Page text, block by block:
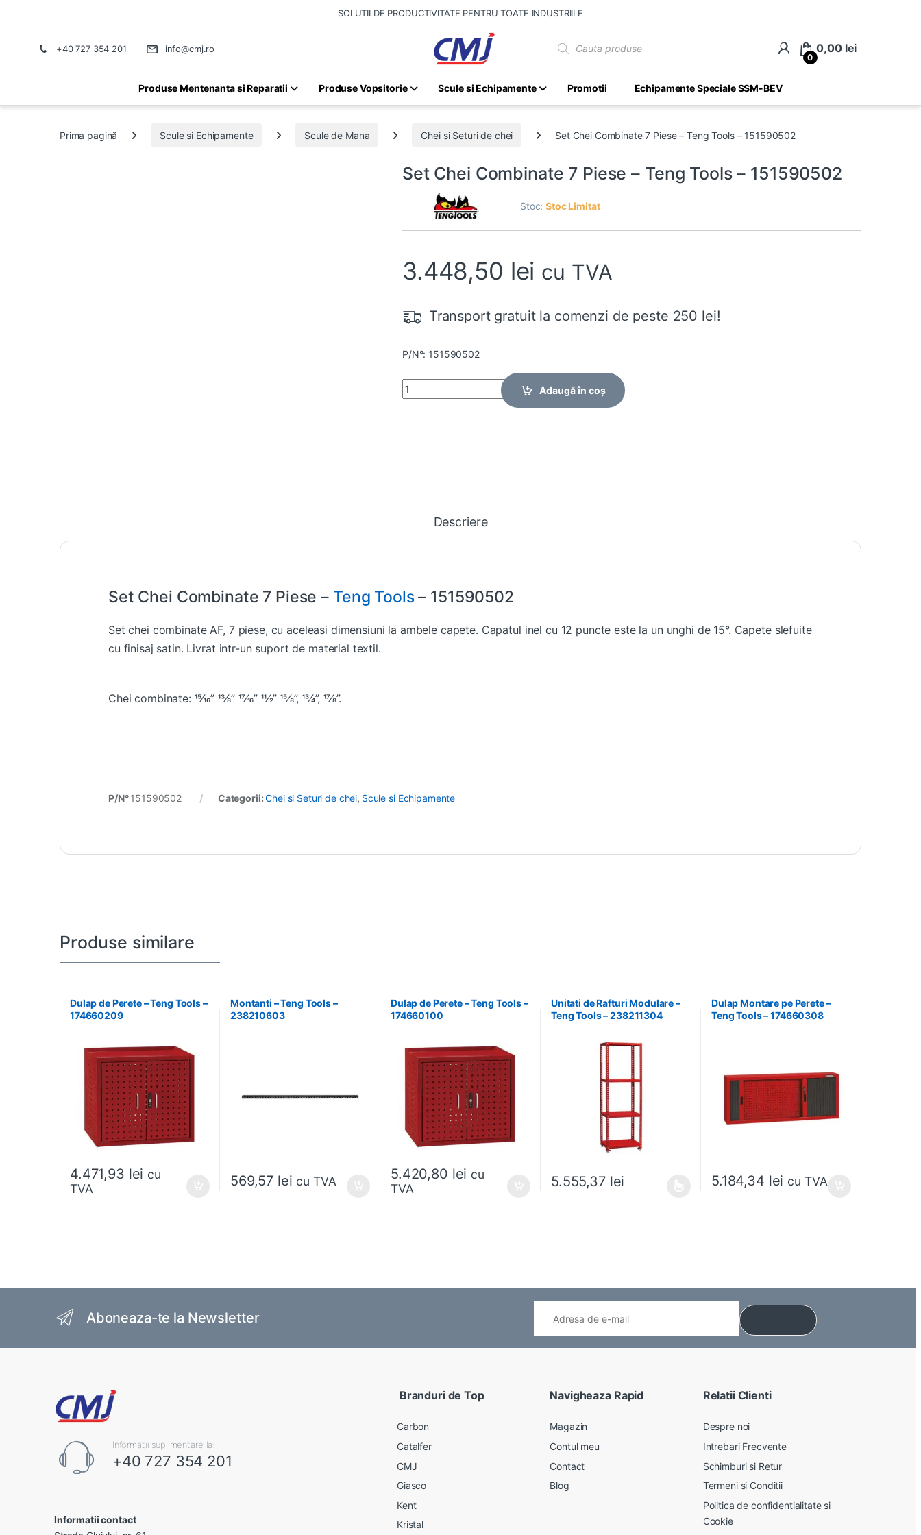
SOLUTII DE PRODUCTIVITATE PENTRU TOATE INDUSTRIILE
+40 727 354 201 info@cmj.ro
0
0,00 lei
Produse Mentenanta si Reparatii Produse Vopsitorie Scule si Echipamente Promotii Echipamente Speciale SSM-BEV
Prima pagină Scule si Echipamente Scule de Mana Chei si Seturi de chei Set Chei Combinate 7 Piese – Teng Tools – 151590502
Set Chei Combinate 7 Piese – Teng Tools – 151590502
Stoc:Stoc Limitat
3.448,50 lei cu TVA
Transport gratuit la comenzi de peste 250 lei!
P/N°: 151590502
Quantity
Adaugă în coș
Descriere
Set Chei Combinate 7 Piese – Teng Tools– 151590502
Set chei combinate AF, 7 piese, cu aceleasi dimensiuni la ambele capete. Capatul inel cu 12 puncte este la un unghi de 15°. Capete slefuite
cu finisaj satin. Livrat intr-un suport de material textil.
Chei combinate: 15⁄16” 13⁄8” 17⁄16” 11⁄2” 15⁄8”, 13⁄4”, 17⁄8”.
P/N°151590502 Categorii:Chei si Seturi de chei, Scule si Echipamente
Produse similare
Dulap de Perete – Teng Tools –
174660209
4.471,93 lei cu
TVA
Montanti – Teng Tools –
238210603
569,57 lei cu TVA
Dulap de Perete – Teng Tools –
174660100
5.420,80 lei cu
TVA
Unitati de Rafturi Modulare –
Teng Tools – 238211304
5.555,37 lei
Dulap Montare pe Perete –
Teng Tools – 174660308
5.184,34 lei cu TVA
Aboneaza-te la Newsletter
Informatii suplimentare la:
+40 727 354 201
Informatii contact
Branduri de Top
Carbon
Catalfer
CMJ
Giasco
Kent
Kristal
Navigheaza Rapid
Magazin
Contul meu
Contact
Blog
Relatii Clienti
Despre noi
Intrebari Frecvente
Schimburi si Retur
Termeni si Conditii
Politica de confidentialitate si
Cookie